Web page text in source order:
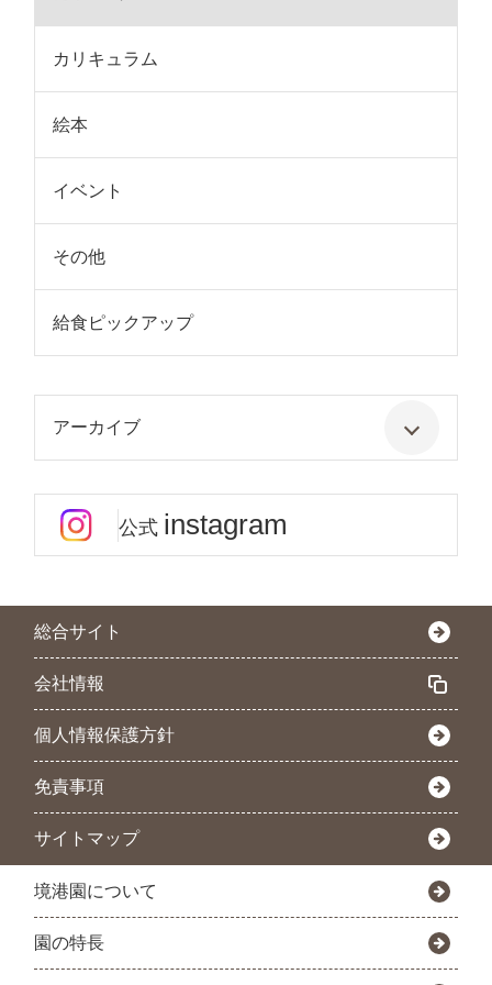
カリキュラム
絵本
イベント
その他
給食ピックアップ
アーカイブ
公式 instagram
総合サイト
会社情報
個人情報保護方針
免責事項
サイトマップ
境港園について
園の特長